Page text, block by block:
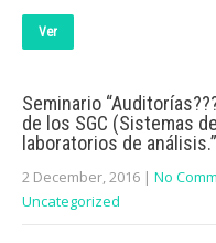
Ver
Seminario
de los SGC (Sistemas
laboratorios de análisis.”
2 December, 2016 | No
Uncategorized